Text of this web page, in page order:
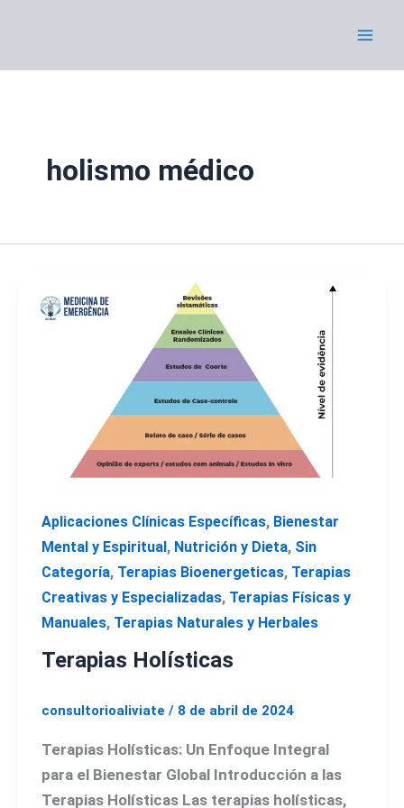
holismo médico
Aplicaciones Clínicas Específicas, Bienestar
Mental y Espiritual, Nutrición y Dieta, Sin
Categoría, Terapias Bioenergeticas, Terapias
Creativas y Especializadas, Terapias Físicas y
Manuales, Terapias Naturales y Herbales
Terapias Holísticas
consultorioaliviate / 8 de abril de 2024
Terapias Holísticas: Un Enfoque Integral
para el Bienestar Global Introducción a las
Terapias Holísticas Las terapias holísticas,